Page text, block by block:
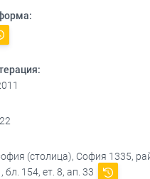
(столица), София 1335,
154, ет. 8, ап. 33